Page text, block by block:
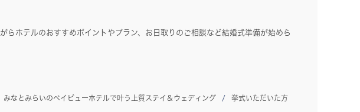
らホテルのおすすめポイントやプラン、お日取りのご相談など結婚式準備が始めら
みなとみらいのベイビューホテルで叶う上質ステイ＆ウェディング
挙式いただいた方